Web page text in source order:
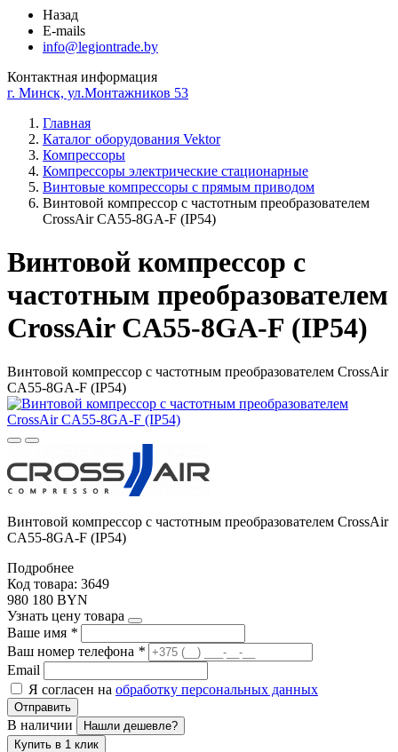
Назад
E-mails
info@legiontrade.by
Контактная информация
г. Минск, ул.Монтажников 53
Главная
Каталог оборудования Vektor
Компрессоры
Компрессоры электрические стационарные
Винтовые компрессоры с прямым приводом
Винтовой компрессор с частотным преобразователем
CrossAir CA55-8GA-F (IP54)
Винтовой компрессор с
частотным преобразователем
CrossAir CA55-8GA-F (IP54)
Винтовой компрессор с частотным преобразователем CrossAir
CA55-8GA-F (IP54)
Винтовой компрессор с частотным преобразователем CrossAir
CA55-8GA-F (IP54)
Подробнее
Код товара: 3649
980 180 BYN
Узнать цену товара
Ваше имя *
Ваш номер телефона *
Email
Я согласен на обработку персональных данных
Отправить
В наличии
Нашли дешевле?
Купить в 1 клик